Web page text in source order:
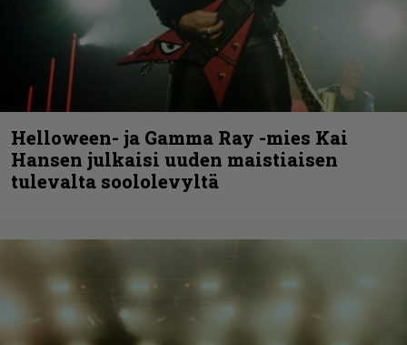
Helloween- ja Gamma Ray -mies Kai
Hansen julkaisi uuden maistiaisen
tulevalta soololevyltä